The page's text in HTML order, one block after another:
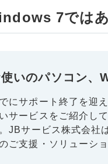
7では
いのパソコン、
にサポート終了を迎
サービスをご紹介し
JBサービス株式会社
ご支援・ソリューシ